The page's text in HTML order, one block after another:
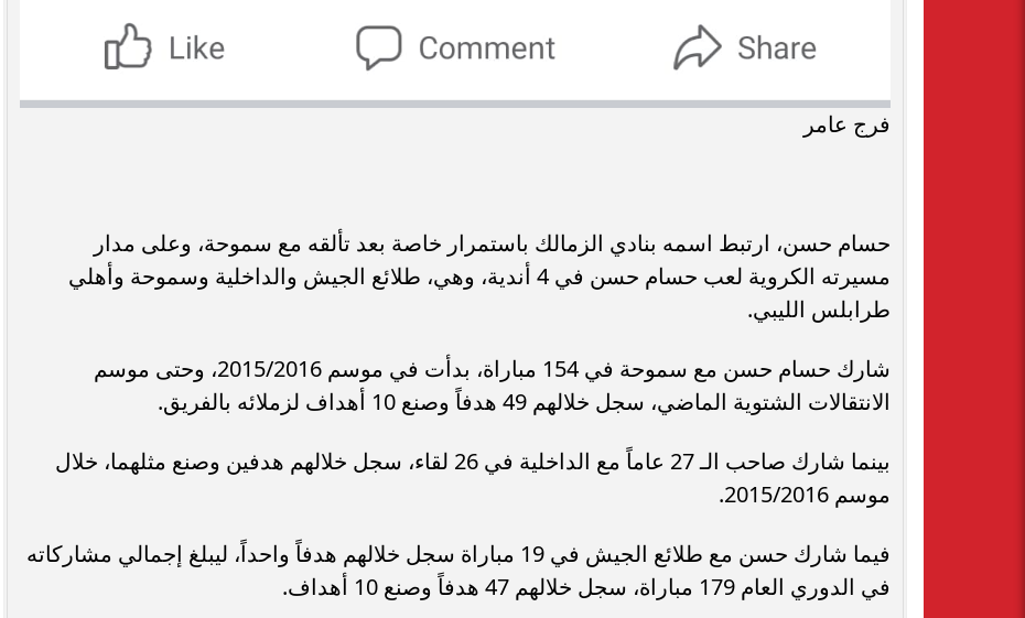
فرج عامر
حسام حسن، ارتبط اسمه بنادي الزمالك باستمرار خاصة بعد تألقه مع سموحة، وعلى مدار
مسيرته الكروية لعب حسام حسن في 4 أندية، وهي، طلائع الجيش والداخلية وسموحة وأهلي
طرابلس الليبي.
شارك حسام حسن مع سموحة في 154 مباراة، بدأت في موسم 2015/2016، وحتى موسم
الانتقالات الشتوية الماضي، سجل خلالهم 49 هدفاً وصنع 10 أهداف لزملائه بالفريق.
بينما شارك صاحب الـ 27 عاماً مع الداخلية في 26 لقاء، سجل خلالهم هدفين وصنع مثلهما، خلال
موسم 2015/2016.
فيما شارك حسن مع طلائع الجيش في 19 مباراة سجل خلالهم هدفاً واحداً، ليبلغ إجمالي مشاركاته
في الدوري العام 179 مباراة، سجل خلالهم 47 هدفاً وصنع 10 أهداف.